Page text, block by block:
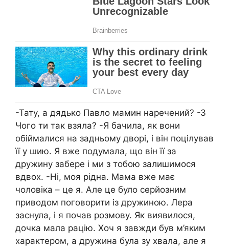
-Тату, а дядько Павло мамин наречений? -З
Чого ти так взяла? -Я бачила, як вони
обіймалися на задньому дворі, і він поцілував
її у шию. Я вже подумала, що він її за
дружину забере і ми з тобою залишимося
вдвох. -Ні, моя рідна. Мама вже має
чоловіка – це я. Але це було серйозним
приводом поговорити із дружиною. Лера
заснула, і я почав розмову. Як виявилося,
дочка мала рацію. Хоч я завжди був м’яким
характером, а дружина була зу хвала, але я